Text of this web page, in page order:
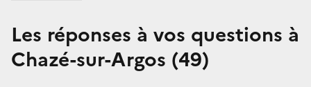
Les réponses à vos questions à
Chazé-sur-Argos (49)